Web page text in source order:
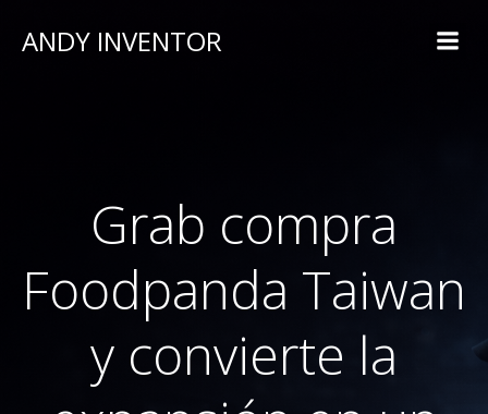
ANDY INVENTOR
Grab compra
Foodpanda Taiwan
y convierte la